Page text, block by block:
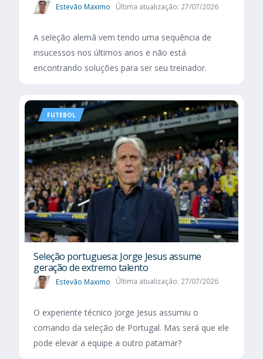
Estevão Maximo Última atualização: 27/07/2026
A seleção alemã vem tendo uma sequência de
insucessos nos últimos anos e não está
encontrando soluções para ser seu treinador.
FUTEBOL
Seleção portuguesa: Jorge Jesus assume
geração de extremo talento
Estevão Maximo Última atualização: 27/07/2026
O experiente técnico Jorge Jesus assumiu o
comando da seleção de Portugal. Mas será que ele
pode elevar a equipe a outro patamar?